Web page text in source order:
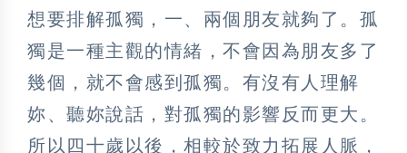
想要排解孤獨，一、兩個朋友就夠了。孤
獨是一種主觀的情緒，不會因為朋友多了
幾個，就不會感到孤獨。有沒有人理解
妳、聽妳說話，對孤獨的影響反而更大。
所以四十歲以後，相較於致力拓展人脈，